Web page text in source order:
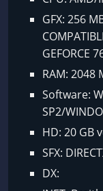
GFX: 256
GEFORCE
RAM: 2048
Software:
SP2/
HD: 20 GB
SFX:
DX: